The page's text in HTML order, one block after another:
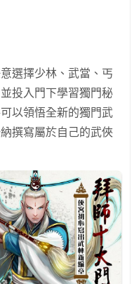
選擇少林、武當、丐
投入門下學習獨門秘
以領悟全新的獨門武
撰寫屬於自己的武俠